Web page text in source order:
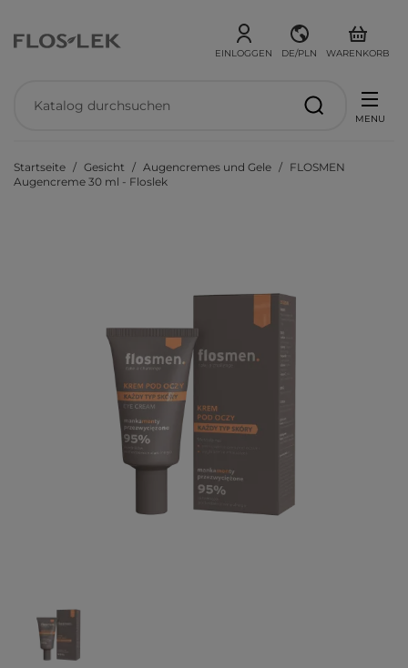
EINLOGGEN DE/PLN WARENKORB
MENU
Startseite Gesicht Augencremes und Gele
FLOSMEN
Augencreme 30 ml - Floslek